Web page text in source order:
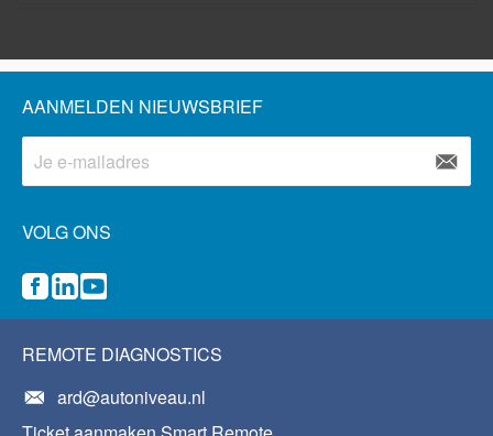
AANMELDEN NIEUWSBRIEF
VOLG ONS
REMOTE DIAGNOSTICS
ard@autoniveau.nl